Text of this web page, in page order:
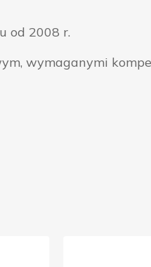
od 2008 r.
wymaganymi